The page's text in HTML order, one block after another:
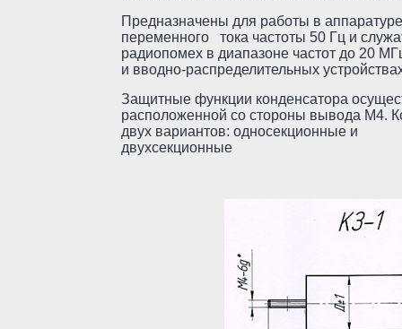
Предназначены для работы в
переменного тока частоты 50 Гц и
радиопомех в диапазоне частот до 20
и вводно-распределительных
Защитные функции конденсатора
расположенной со стороны вывода М4.
двух вариантов: односекционные и